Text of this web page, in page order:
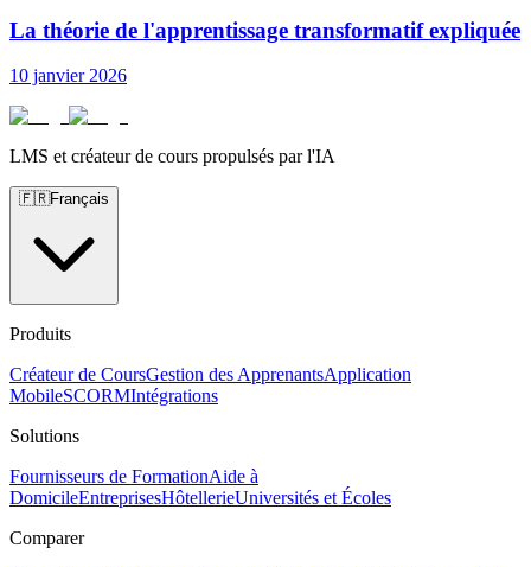
La théorie de l'apprentissage transformatif expliquée
10 janvier 2026
LMS et créateur de cours propulsés par l'IA
🇫🇷Français
Produits
Créateur de CoursGestion des ApprenantsApplication
MobileSCORMIntégrations
Solutions
Fournisseurs de FormationAide à
DomicileEntreprisesHôtellerieUniversités et Écoles
Comparer